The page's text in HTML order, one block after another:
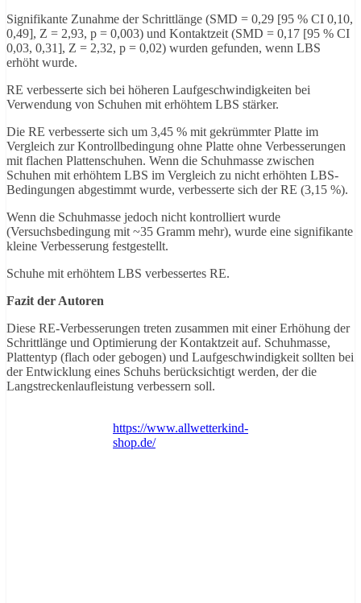
Signifikante Zunahme der Schrittlänge (SMD = 0,29 [95 % CI 0,10,
0,49], Z = 2,93, p = 0,003) und Kontaktzeit (SMD = 0,17 [95 % CI
0,03, 0,31], Z = 2,32, p = 0,02) wurden gefunden, wenn LBS
erhöht wurde.
RE verbesserte sich bei höheren Laufgeschwindigkeiten bei
Verwendung von Schuhen mit erhöhtem LBS stärker.
Die RE verbesserte sich um 3,45 % mit gekrümmter Platte im
Vergleich zur Kontrollbedingung ohne Platte ohne Verbesserungen
mit flachen Plattenschuhen. Wenn die Schuhmasse zwischen
Schuhen mit erhöhtem LBS im Vergleich zu nicht erhöhten LBS-
Bedingungen abgestimmt wurde, verbesserte sich der RE (3,15 %).
Wenn die Schuhmasse jedoch nicht kontrolliert wurde
(Versuchsbedingung mit ~35 Gramm mehr), wurde eine signifikante
kleine Verbesserung festgestellt.
Schuhe mit erhöhtem LBS verbessertes RE.
Fazit der Autoren
Diese RE-Verbesserungen treten zusammen mit einer Erhöhung der
Schrittlänge und Optimierung der Kontaktzeit auf. Schuhmasse,
Plattentyp (flach oder gebogen) und Laufgeschwindigkeit sollten bei
der Entwicklung eines Schuhs berücksichtigt werden, der die
Langstreckenlaufleistung verbessern soll.
https://www.allwetterkind-
shop.de/